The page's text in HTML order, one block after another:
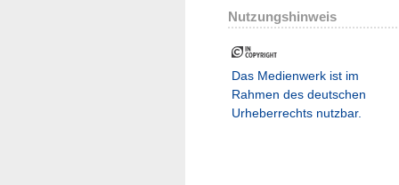
Nutzungshinweis
Das Medienwerk ist im
Rahmen des deutschen
Urheberrechts nutzbar.